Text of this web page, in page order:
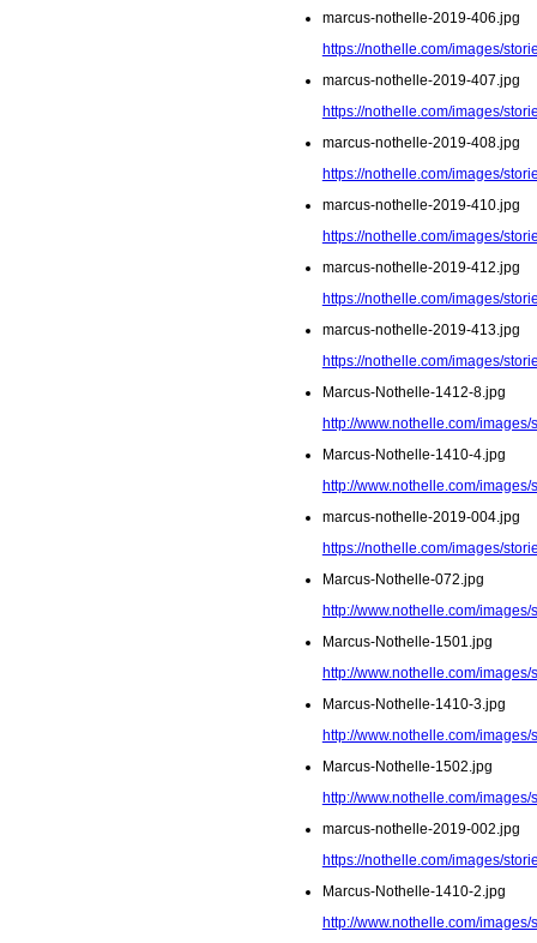
marcus-nothelle-2019-406.jpg
https://nothelle.com/images/
marcus-nothelle-2019-407.jpg
https://nothelle.com/images/
marcus-nothelle-2019-408.jpg
https://nothelle.com/images/
marcus-nothelle-2019-410.jpg
https://nothelle.com/images/
marcus-nothelle-2019-412.jpg
https://nothelle.com/images/
marcus-nothelle-2019-413.jpg
https://nothelle.com/images/
Marcus-Nothelle-1412-8.jpg
http://www.nothelle.com/
Marcus-Nothelle-1410-4.jpg
http://www.nothelle.com/
marcus-nothelle-2019-004.jpg
https://nothelle.com/images/
Marcus-Nothelle-072.jpg
http://www.nothelle.com/
Marcus-Nothelle-1501.jpg
http://www.nothelle.com/
Marcus-Nothelle-1410-3.jpg
http://www.nothelle.com/
Marcus-Nothelle-1502.jpg
http://www.nothelle.com/
marcus-nothelle-2019-002.jpg
https://nothelle.com/images/
Marcus-Nothelle-1410-2.jpg
http://www.nothelle.com/